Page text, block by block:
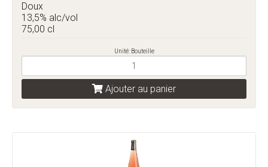
Doux
13,5% alc/vol
75,00 cl
Unité: Bouteille
Ajouter au panier